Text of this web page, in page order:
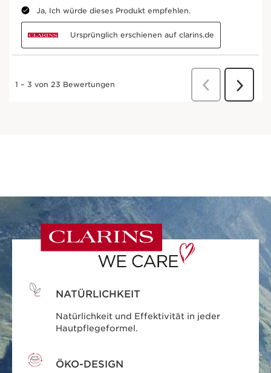
NATÜRLICHKEIT
Natürlichkeit und Effektivität in jeder
Hautpflegeformel.
ÖKO-DESIGN